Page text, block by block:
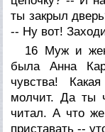
ты закрыл
-- Ну вот!
16 Муж и
была Анна
чувства!
молчит. Да ты
читал. А что
приставать --